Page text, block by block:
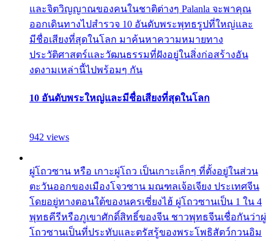
และจิตวิญญาณของคนในชาติต่างๆ Palanla จะพาคุณ
ออกเดินทางไปสำรวจ 10 อันดับพระพุทธรูปที่ใหญ่และ
มีชื่อเสียงที่สุดในโลก มาค้นหาความหมายทาง
ประวัติศาสตร์และวัฒนธรรมที่ฝังอยู่ในสิ่งก่อสร้างอัน
งดงามเหล่านี้ไปพร้อมๆ กัน
10 อันดับพระใหญ่และมีชื่อเสียงที่สุดในโลก
942 views
ผู่โถวซาน หรือ เกาะผู่โถว เป็นเกาะเล็กๆ ที่ตั้งอยู่ในส่วน
ตะวันออกของเมืองโจวซาน มณฑลเจ้อเจียง ประเทศจีน
โดยอยู่ทางตอนใต้ของนครเซี่ยงไฮ้ ผู่โถวซานเป็น 1 ใน 4
พุทธคีรีหรือภูเขาศักดิ์สิทธิ์ของจีน ชาวพุทธจีนเชื่อกันว่าผู่
โถวซานเป็นที่ประทับและตรัสรู้ของพระโพธิสัตว์กวนอิม